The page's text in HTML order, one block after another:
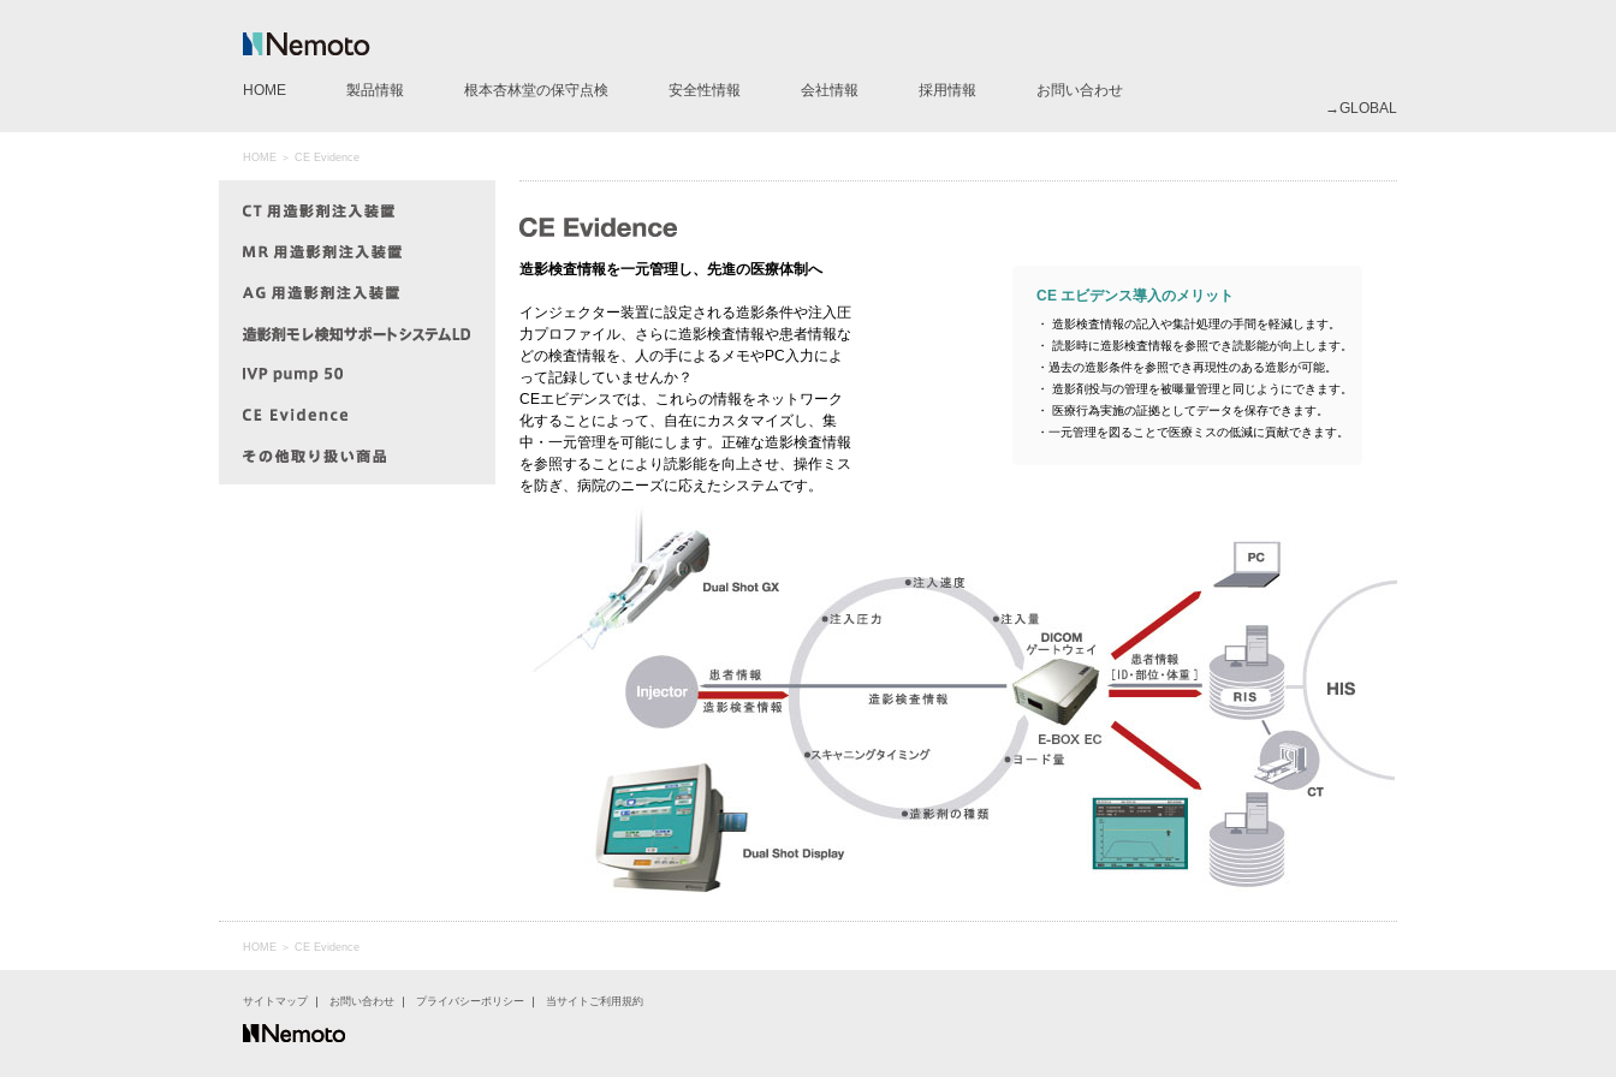
HOME
製品情報
根本杏林堂の保守点検 安全性情報
会社情報
採用情報
お問い合わせ
→GLOBAL
HOME ＞ CE Evidence
造影検査情報を一元管理し、先進の医療体制へ
インジェクター装置に設定される造影条件や注入圧
力プロファイル、さらに造影検査情報や患者情報な
どの検査情報を、人の手によるメモやPC入力によ
って記録していませんか？
CEエビデンスでは、これらの情報をネットワーク
化することによって、自在にカスタマイズし、集
中・一元管理を可能にします。正確な造影検査情報
を参照することにより読影能を向上させ、操作ミス
を防ぎ、病院のニーズに応えたシステムです。
CE エビデンス導入のメリット
・ 造影検査情報の記入や集計処理の手間を軽減します。
・ 読影時に造影検査情報を参照でき読影能が向上します。
・過去の造影条件を参照でき再現性のある造影が可能。
・ 造影剤投与の管理を被曝量管理と同じようにできます。
・ 医療行為実施の証拠としてデータを保存できます。
・一元管理を図ることで医療ミスの低減に貢献できます。
HOME ＞ CE Evidence
サイトマップ｜ お問い合わせ ｜ プライバシーポリシー ｜ 当サイトご利用規約